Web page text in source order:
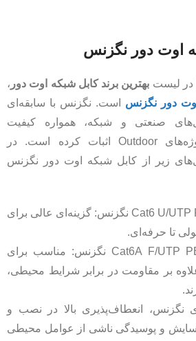
اوت دور نگزنس
در لیست بهترین برند کابل شبکه اوت دور ،
دور نگزنس است. نگزنس با سابقه‌ای
صنعتی و شبکه، همواره کیفیت
محصولاتش را در پروژه‌های Outdoor اثبات کرده است. در
زیر از کابل شبکه اوت دور نگزنس
کابل شبکه Cat6 U/UTP PE Outdoor نگزنس: گزینه‌ای عالی برای
کابل شبکه Cat6A F/UTP PE Outdoor نگزنس: مناسب برای
بر مقاومت در برابر شرایط محیطی،
نگزنس، انعطاف‌پذیری بالا در نصب و
سایش و پوسیدگی ناشی از عوامل محیطی